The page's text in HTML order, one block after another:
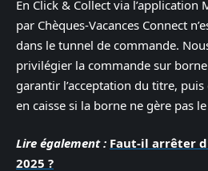
En Click & Collect via l’application
par Chèques-Vacances Connect
dans le tunnel de commande.
privilégier la commande sur
garantir l’acceptation du titre,
en caisse si la borne ne gère pas
Lire également : Faut-il arrêter
2025 ?